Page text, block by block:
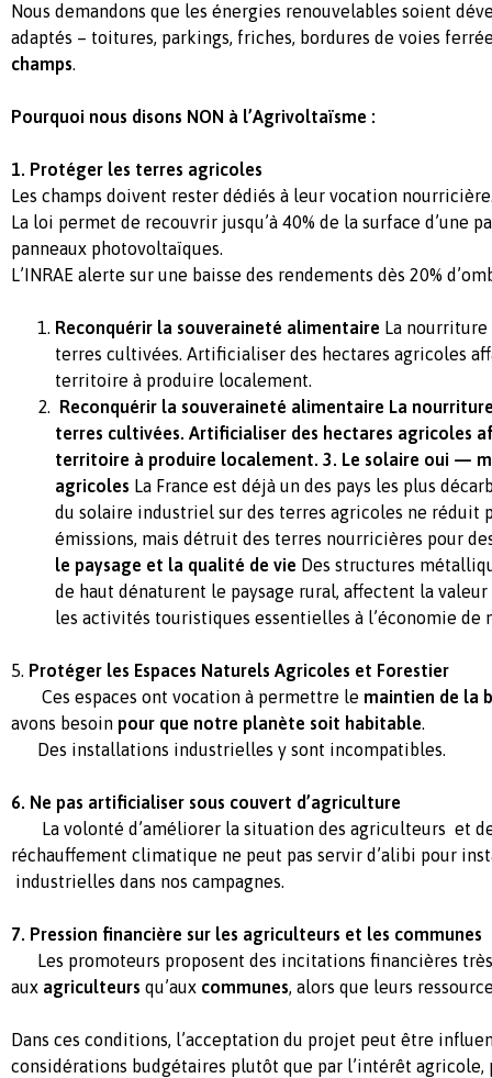
Nous demandons que les énergies renouvelables soient
adaptés – toitures, parkings, friches, bordures de voies
champs.
Pourquoi nous disons NON à l’Agrivoltaïsme :
1. Protéger les terres agricoles
Les champs doivent rester dédiés à leur vocation
La loi permet de recouvrir jusqu’à 40% de la surface d’une
panneaux photovoltaïques.
L’INRAE alerte sur une baisse des rendements dès 20%
Reconquérir la souveraineté alimentaire La
terres cultivées. Artificialiser des hectares agricoles
territoire à produire localement.
Reconquérir la souveraineté alimentaire La
terres cultivées. Artificialiser des hectares agricoles
territoire à produire localement. 3. Le solaire oui —
agricoles La France est déjà un des pays les plus
du solaire industriel sur des terres agricoles ne réduit
émissions, mais détruit des terres nourricières pour
le paysage et la qualité de vie Des structures
de haut dénaturent le paysage rural, affectent la
les activités touristiques essentielles à l’économie de
5. Protéger les Espaces Naturels Agricoles et Forestier
Ces espaces ont vocation à permettre le maintien de la
avons besoin pour que notre planète soit habitable.
Des installations industrielles y sont incompatibles.
6. Ne pas artificialiser sous couvert d’agriculture
La volonté d’améliorer la situation des agriculteurs et
réchauffement climatique ne peut pas servir d’alibi pour
industrielles dans nos campagnes.
7. Pression financière sur les agriculteurs et les communes
Les promoteurs proposent des incitations financières très
aux agriculteurs qu’aux communes, alors que leurs
Dans ces conditions, l’acceptation du projet peut être
considérations budgétaires plutôt que par l’intérêt agricole,